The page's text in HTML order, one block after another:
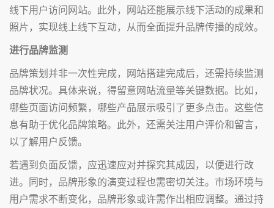
线下用户访问网站。此外，网站还能展示线下活动的成果和
照片，实现线上线下互动，从而全面提升品牌传播的成效。
进行品牌监测
品牌策划并非一次性完成，网站搭建完成后，还需持续监测
品牌状况。具体来说，得留意网站流量等关键数据。比如，
哪些页面访问频繁，哪些产品展示吸引了更多点击。这些信
息有助于优化品牌策略。此外，还需关注用户评价和留言，
以了解用户反馈。
若遇到负面反馈，应迅速应对并探究其成因，以便进行改
进。同时，品牌形象的演变过程也需密切关注。市场环境与
用户需求不断变化，品牌形象或许需作出相应调整。通过持